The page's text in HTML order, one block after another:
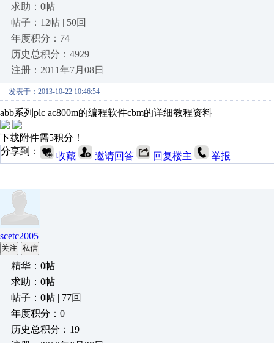
求助：0帖
帖子：12帖 | 50回
年度积分：74
历史总积分：4929
注册：2011年7月08日
发表于：2013-10-22 10:46:54
abb系列plc ac800m的编程软件cbm的详细教程资料
下载附件需5积分！
分享到：
收藏 邀请回答 回复楼主 举报
scetc2005
关注 私信
精华：0帖
求助：0帖
帖子：0帖 | 77回
年度积分：0
历史总积分：19